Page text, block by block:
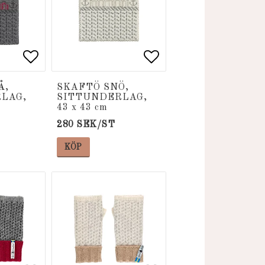
Lägg till i favoritlistan
Lägg till i favoritlistan
SKAFTÖ SNÖ,
SITTUNDERLAG,
43 x 43 cm
280 SEK/ST
KÖP